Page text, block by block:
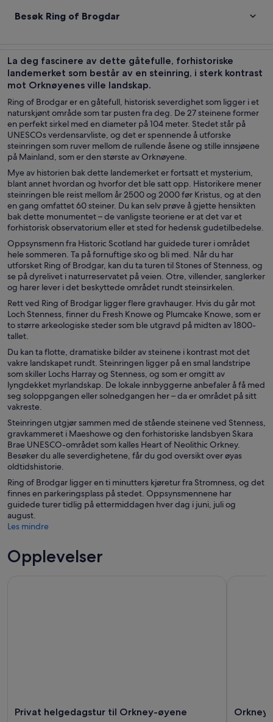
Besøk Ring of Brogdar
La deg fascinere av dette gåtefulle, forhistoriske
landemerket som består av en steinring, i sterk kontrast
mot Orknøyenes ville landskap.
Ring of Brodgar er en gåtefull, historisk severdighet som ligger i et
naturskjønt område som tar pusten fra deg. De 27 steinene former
en perfekt sirkel med en diameter på 104 meter. Stedet står på
UNESCOs verdensarvliste, og det er spennende å utforske
steinringen som ruver mellom de rullende åsene og stille innsjøene
på Mainland, som er den største av Orknøyene.
Mye av historien bak dette landemerket er fortsatt et mysterium,
blant annet hvordan og hvorfor det ble satt opp. Historikere mener
steinringen ble reist mellom år 2500 og 2000 før Kristus, og at den
en gang omfattet 60 steiner. Du kan selv prøve å gjette hensikten
bak dette monumentet – de vanligste teoriene er at det var et
forhistorisk observatorium eller et sted for hedensk gudetilbedelse.
Oppsynsmenn fra Historic Scotland har guidede turer i området
hele sommeren. Ta på fornuftige sko og bli med. Når du har
utforsket Ring of Brodgar, kan du ta turen til Stones of Stenness, og
se på dyrelivet i naturreservatet på veien. Otre, villender, sanglerker
og harer lever i det beskyttede området rundt steinsirkelen.
Rett ved Ring of Brodgar ligger flere gravhauger. Hvis du går mot
Loch Stenness, finner du Fresh Knowe og Plumcake Knowe, som er
to større arkeologiske steder som ble utgravd på midten av 1800-
tallet.
Du kan ta flotte, dramatiske bilder av steinene i kontrast mot det
vakre landskapet rundt. Steinringen ligger på en smal landstripe
som skiller Lochs Harray og Stenness, og som er omgitt av
lyngdekket myrlandskap. De lokale innbyggerne anbefaler å få med
seg soloppgangen eller solnedgangen her – da er området på sitt
vakreste.
Steinringen utgjør sammen med de stående steinene ved Stenness,
gravkammeret i Maeshowe og den forhistoriske landsbyen Skara
Brae UNESCO-området som kalles Heart of Neolithic Orkney.
Besøker du alle severdighetene, får du god oversikt over øyas
oldtidshistorie.
Ring of Brodgar ligger en ti minutters kjøretur fra Stromness, og det
finnes en parkeringsplass på stedet. Oppsynsmennene har
guidede turer tidlig på ettermiddagen hver dag i juni, juli og
august.
Les mindre
Opplevelser
Privat helgedagstur til Orkney-øyene Orkney